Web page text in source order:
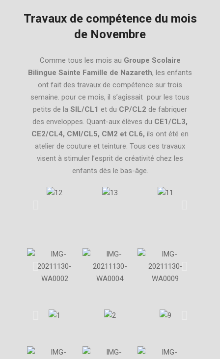
Travaux de compétence du mois
de Novembre
Comme tous les mois au Groupe Scolaire
Bilingue Sainte Famille de Nazareth, les enfants
ont fait des travaux de compétence sur trois
semaine. pour ce mois, il s’agissait pour les tous
petits de la SIL/CL1 et du CP/CL2 de fabriquer
des enveloppes. Quant-aux élèves du CE1/CL3,
CE2/CL4, CMI/CL5, CM2 et CL6, ils ont été en
atelier de couture et teinture. Tous ces travaux
visent à stimuler l’esprit de créativité chez les
enfants dès le bas-âge.